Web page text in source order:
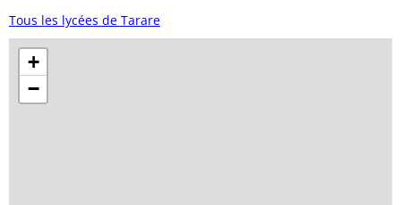
Tous les lycées de Tarare
+
−